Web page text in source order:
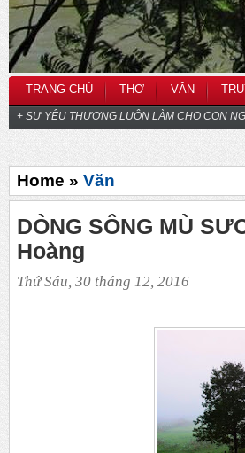
TRANG CHỦ THƠ VĂN
+ SỰ YÊU THƯƠNG LUÔN LÀM CHO CON
Home » Văn
DÒNG SÔNG MÙ
Hoàng
Thứ Sáu, 30 tháng 12, 2016